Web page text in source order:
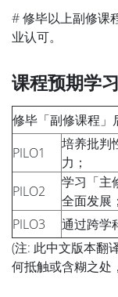
# 修毕以上副修课
业认可。
课程预期学
修毕「副修课程」
PILO1
培养批判
力；
PILO2
学习「主
全面发展；
PILO3
通过跨学
(注: 此中文版本翻
何抵触或含糊之处